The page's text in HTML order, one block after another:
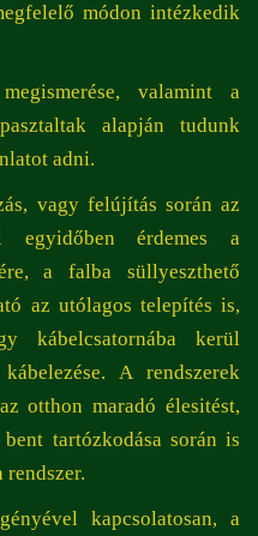
módon intézkedik
valamint a
alapján tudunk
adni.
vagy felújítás során az
egyidőben érdemes a
a falba süllyeszthető
az utólagos telepítés is,
kábelcsatornába kerül
A rendszerek
otthon maradó élesitést,
tartózkodása során is
kapcsolatosan, a